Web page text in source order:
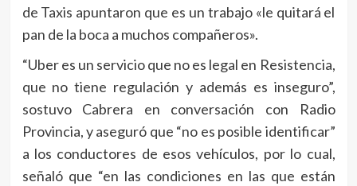
de Taxis apuntaron que es un trabajo «le quitará el
pan de la boca a muchos compañeros».
“Uber es un servicio que no es legal en Resistencia,
que no tiene regulación y además es inseguro”,
sostuvo Cabrera en conversación con Radio
Provincia, y aseguró que “no es posible identificar”
a los conductores de esos vehículos, por lo cual,
señaló que “en las condiciones en las que están